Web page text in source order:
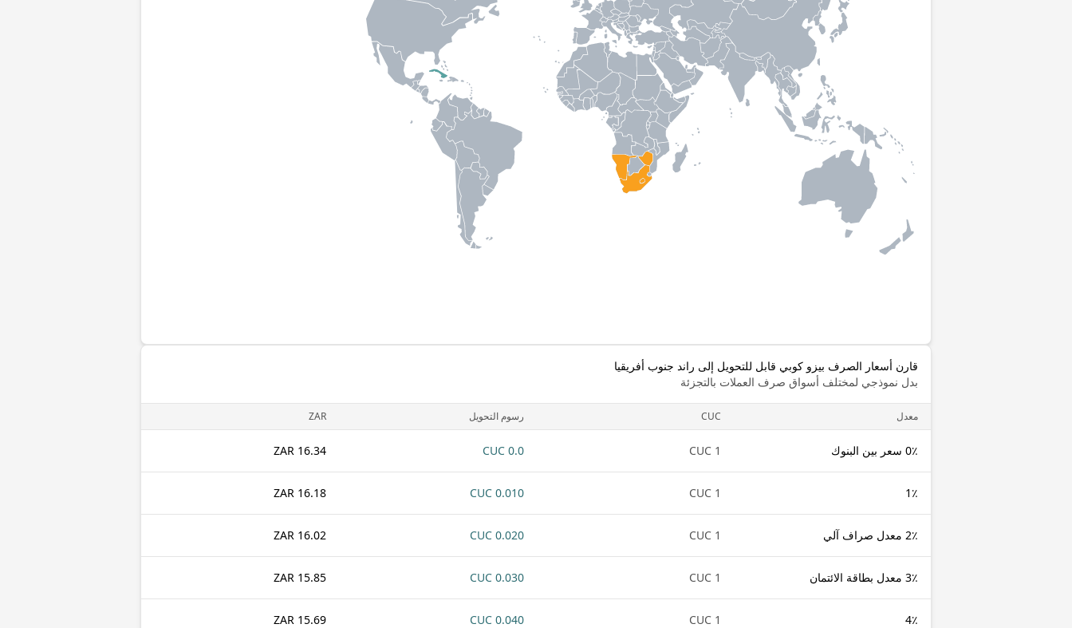
قارن أسعار الصرف بيزو كوبي قابل للتحويل إلى راند جنوب أفريقيا
بدل نموذجي لمختلف أسواق صرف العملات بالتجزئة
معدل CUC رسوم التحويل ZAR
0٪ سعر بين البنوك 1 CUC
0.0 CUC
16.34 ZAR
1٪ 1 CUC
0.010 CUC
16.18 ZAR
2٪ معدل صراف آلي 1 CUC
0.020 CUC
16.02 ZAR
3٪ معدل بطاقة الائتمان 1 CUC
0.030 CUC
15.85 ZAR
4٪ 1 CUC
0.040 CUC
15.69 ZAR